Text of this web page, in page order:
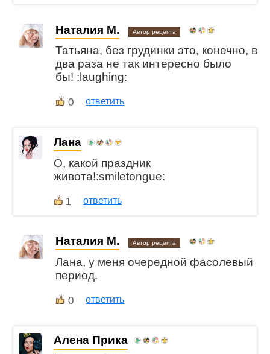
Наталия М. Автор рецепта
Татьяна, без грудинки это, конечно, в
два раза не так интересно было
бы! :laughing:
0 ответить
Лана
О, какой праздник
живота!:smiletongue:
1 ответить
Наталия М. Автор рецепта
Лана, у меня очередной фасолевый
период.
0 ответить
Алена Прика